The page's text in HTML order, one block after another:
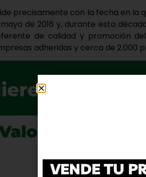
precisamente con la fecha en la
de 2016 y, durante esta
de calidad y promoción
adheridas y cerca de 2.000